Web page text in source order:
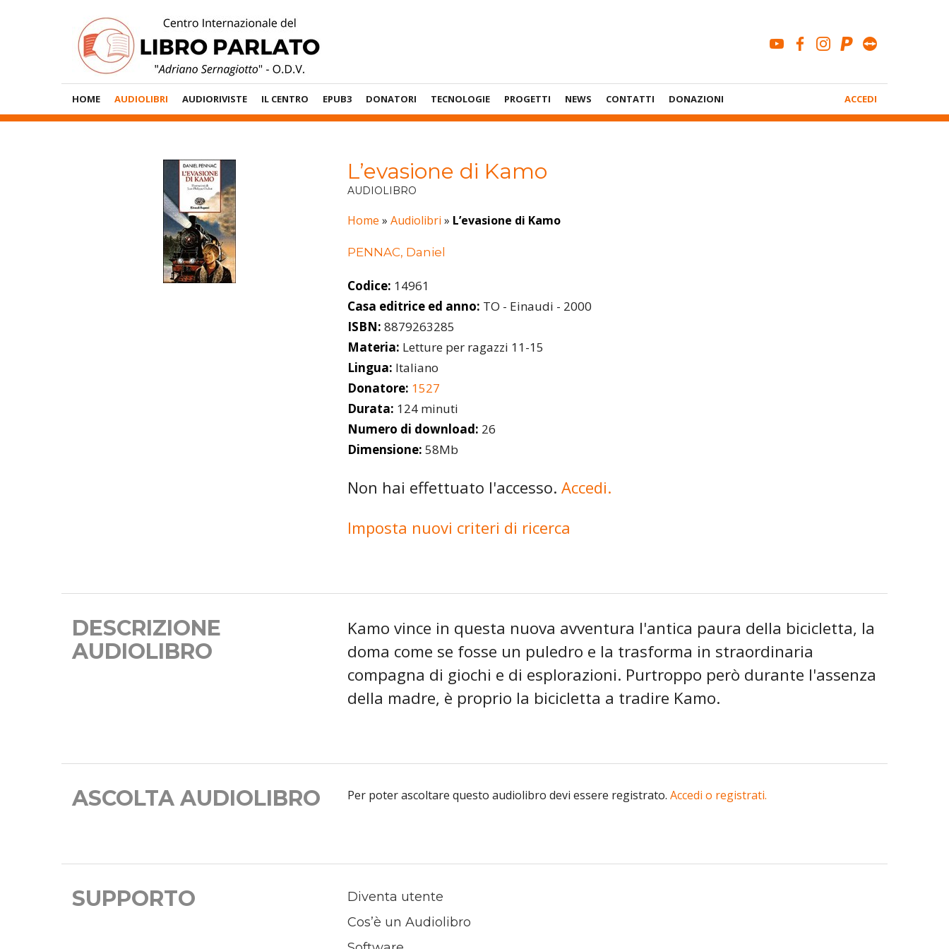
youtubefacebook
instagram
paypal
Menù
Principale
HOME AUDIOLIBRI AUDIORIVISTE IL CENTRO EPUB3 DONATORI TECNOLOGIE PROGETTI NEWS CONTATTI DONAZIONI
Account
ACCEDI
L’evasione di Kamo
AUDIOLIBRO
Home » Audiolibri » L’evasione di Kamo
PENNAC, Daniel
Codice: 14961
Casa editrice ed anno: TO - Einaudi - 2000
ISBN: 8879263285
Materia: Letture per ragazzi 11-15
Lingua: Italiano
Donatore: 1527
Durata: 124 minuti
Numero di download: 26
Dimensione: 58Mb
Non hai effettuato l'accesso. Accedi.
Imposta nuovi criteri di ricerca
DESCRIZIONE
AUDIOLIBRO
Kamo vince in questa nuova avventura l'antica paura della bicicletta, la
doma come se fosse un puledro e la trasforma in straordinaria
compagna di giochi e di esplorazioni. Purtroppo però durante l'assenza
della madre, è proprio la bicicletta a tradire Kamo.
ASCOLTA AUDIOLIBRO Per poter ascoltare questo audiolibro devi essere registrato. Accedi o registrati.
SUPPORTO
Diventa utente
Cos’è un Audiolibro